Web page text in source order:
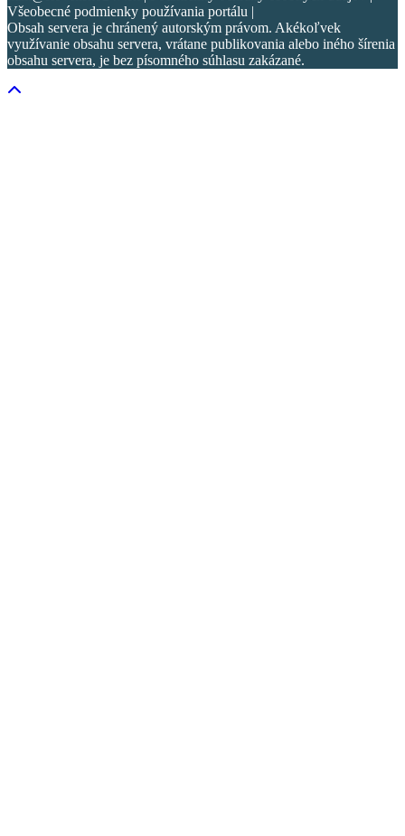
Všeobecné podmienky používania portálu |
Obsah servera je chránený autorským právom. Akékoľvek
využívanie obsahu servera, vrátane publikovania alebo iného šírenia
obsahu servera, je bez písomného súhlasu zakázané.